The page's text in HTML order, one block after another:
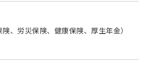
、労災保険、健康保険、厚生年金）